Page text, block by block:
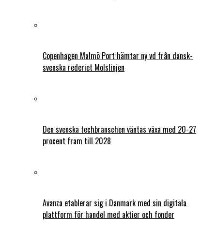
Copenhagen Malmö Port hämtar ny vd från dansk-
svenska rederiet Molslinjen
Den svenska techbranschen väntas växa med 20-27
procent fram till 2028
Avanza etablerar sig i Danmark med sin digitala
plattform för handel med aktier och fonder